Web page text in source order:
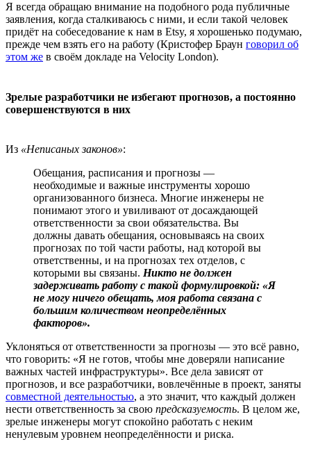
Я всегда обращаю внимание на подобного рода публичные
заявления, когда сталкиваюсь с ними, и если такой человек
придёт на собеседование к нам в Etsy, я хорошенько подумаю,
прежде чем взять его на работу (Кристофер Браун говорил об
этом же в своём докладе на Velocity London).
Зрелые разработчики не избегают прогнозов, а постоянно
совершенствуются в них
Из «Неписаных законов»:
Обещания, расписания и прогнозы —
необходимые и важные инструменты хорошо
организованного бизнеса. Многие инженеры не
понимают этого и увиливают от досаждающей
ответственности за свои обязательства. Вы
должны давать обещания, основываясь на своих
прогнозах по той части работы, над которой вы
ответственны, и на прогнозах тех отделов, с
которыми вы связаны. Никто не должен
задерживать работу с такой формулировкой: «Я
не могу ничего обещать, моя работа связана с
большим количеством неопределённых
факторов».
Уклоняться от ответственности за прогнозы — это всё равно,
что говорить: «Я не готов, чтобы мне доверяли написание
важных частей инфраструктуры». Все дела зависят от
прогнозов, и все разработчики, вовлечённые в проект, заняты
совместной деятельностью, а это значит, что каждый должен
нести ответственность за свою предсказуемость. В целом же,
зрелые инженеры могут спокойно работать с неким
ненулевым уровнем неопределённости и риска.